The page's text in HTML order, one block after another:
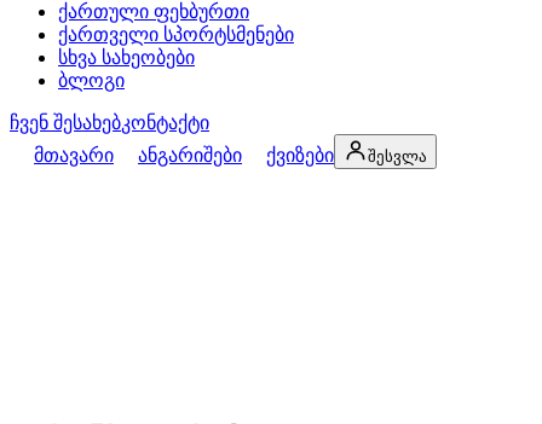
ქართული ფეხბურთი
ქართველი სპორტსმენები
სხვა სახეობები
ბლოგი
ჩვენ შესახებკონტაქტი
მთავარი
ანგარიშები ქვიზები შესვლა